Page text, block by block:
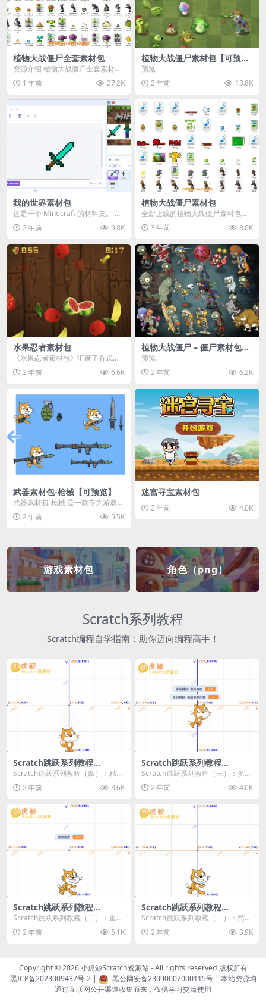
植物大战僵尸全套素材包
资源介绍 植物大战僵尸全套素材
包，包含227个丰富多样的素材，
涵盖角色、背景、动...
1 年前 27.2K
植物大战僵尸素材包【可预
览】
预览
2 年前
13.8K
我的世界素材包
这是一个 Minecraft 的材料集。 操
作方法如下： 工具 → 右箭头 怪物...
2 年前 9.8K
植物大战僵尸素材包
全新上线的植物大战僵尸素材包，
内含48个精选资源，涵盖角色、场
景、音效等多样内容...
3 年前 8.0K
水果忍者素材包
《水果忍者素材包》汇聚了各式鲜
美诱人的水果图像与清脆悦耳的切
割音效，专为追求极致...
2 年前 6.6K
植物大战僵尸 – 僵尸素材包
【可预览】
预览
2 年前
6.2K
武器素材包-枪械【可预览】
武器素材包-枪械 是一款专为游戏开
发者和创作者设计的素材包，包含
多种高质量的枪械...
2 年前 5.5K
迷宫寻宝素材包
2 年前 4.0K
游戏素材包 角色（png）
Scratch系列教程
Scratch编程自学指南：助你迈向编程高手！
Scratch跳跃系列教程
（四）：精准着陆
Scratch跳跃系列教程（四）：精准
着陆 作者：小虎鲸Scratch资源站
... 2 年前 3.6K
Scratch跳跃系列教程
（三）：多段跳跃
Scratch跳跃系列教程（三）：多段
跳跃 作者：小虎鲸Scratch资源站
连...2 年前 4.0K
Scratch跳跃系列教程
（二）：重力跳跃
Scratch跳跃系列教程（二）：重力
跳跃 作者：小虎鲸Scratch资源站
按...2 年前 5.1K
Scratch跳跃系列教程
（一）：简单跳跃
Scratch跳跃系列教程（一）：简单
跳跃 作者：小虎鲸Scratch资源站
按...2 年前 3.9K
Copyright © 2026小虎鲸Scratch资源站- All rights reserved 版权所有
黑ICP备2023009437号-2| 黑公网安备23090002000115号| 本站资源均
通过互联网公开渠道收集而来，仅供学习交流使用